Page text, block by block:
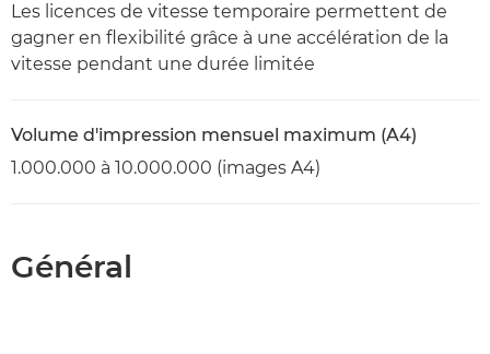
Les licences de vitesse temporaire permettent de
gagner en flexibilité grâce à une accélération de la
vitesse pendant une durée limitée
Volume d'impression mensuel maximum (A4)
1.000.000 à 10.000.000 (images A4)
Général